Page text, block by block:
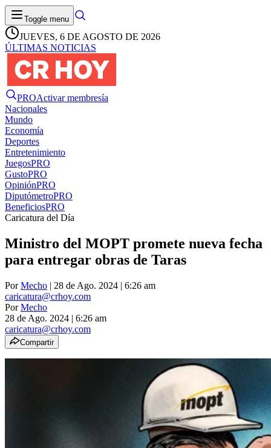
Toggle menu
JUEVES, 6 DE AGOSTO DE 2026
ÚLTIMAS NOTICIAS
PROActivar membresía
Nacionales
Mundo
Economía
Deportes
Entretenimiento
JuegosPRO
GustoPRO
OpiniónPRO
DiputómetroPRO
BeneficiosPRO
Caricatura del Día
Ministro del MOPT promete nueva fecha
para entregar obras de Taras
PorMecho | 28 de Ago. 2024 | 6:26 am
caricatura@crhoy.com
PorMecho
28 de Ago. 2024 | 6:26 am
caricatura@crhoy.com
Compartir